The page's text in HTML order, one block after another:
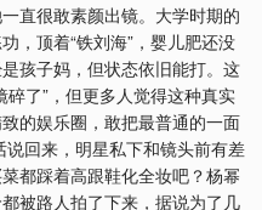
直很敢素颜出镜。大学时期的
，顶着“铁刘海”，婴儿肥还没
孩子妈，但状态依旧能打。这
了”，但更多人觉得这种真实
的娱乐圈，敢把最普通的一面
回来，明星私下和镜头前有差
都踩着高跟鞋化全妆吧？杨幂
被路人拍了下来，据说为了几